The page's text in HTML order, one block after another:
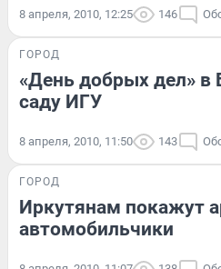
8 апреля, 2010, 12:25 146
ГОРОД
«День добрых дел» в
саду ИГУ
8 апреля, 2010, 11:50 143
ГОРОД
Иркутянам покажут
автомобильчики